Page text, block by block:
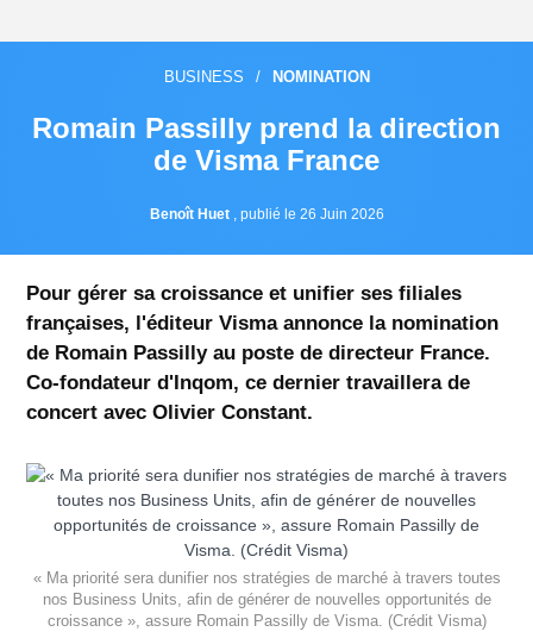
BUSINESS / NOMINATION
Romain Passilly prend la direction
de Visma France
Benoît Huet , publié le 26 Juin 2026
Pour gérer sa croissance et unifier ses filiales
françaises, l'éditeur Visma annonce la nomination
de Romain Passilly au poste de directeur France.
Co-fondateur d'Inqom, ce dernier travaillera de
concert avec Olivier Constant.
« Ma priorité sera dunifier nos stratégies de marché à travers toutes
nos Business Units, afin de générer de nouvelles opportunités de
croissance », assure Romain Passilly de Visma. (Crédit Visma)